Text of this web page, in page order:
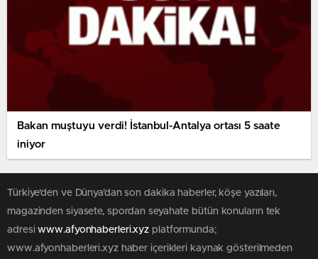
Bakan muştuyu verdi! İstanbul-Antalya ortası 5 saate
iniyor
Türkiye'den ve Dünya’dan son dakika haberler, köşe yazıları,
magazinden siyasete, spordan seyahate bütün konuların tek
adresiwww.afyonhaberleri.xyz platformunda;
www.afyonhaberleri.xyz haber içerikleri kaynak gösterilmeden